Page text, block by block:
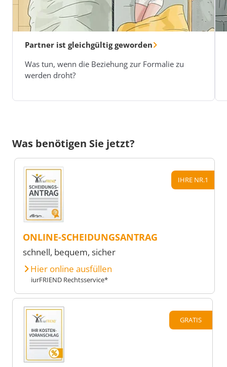
Partner ist gleichgültig geworden
Was tun, wenn die Beziehung zur Formalie zu
werden droht?
Was benötigen Sie jetzt?
IHRE NR.1
ONLINE-SCHEIDUNGSANTRAG
schnell, bequem, sicher
Hier online ausfüllen
iurFRIEND Rechtsservice*
GRATIS